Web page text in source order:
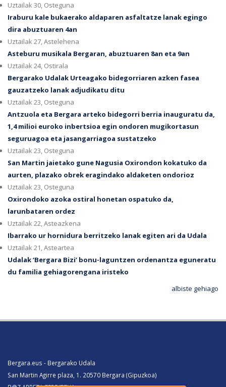
Uztailak 30, Osteguna
Iraburu kale bukaerako aldaparen asfaltatze lanak egingo
dira abuztuaren 4an
Uztailak 27, Astelehena
Asteburu musikala Bergaran, abuztuaren 8an eta 9an
Uztailak 24, Ostirala
Bergarako Udalak Urteagako bidegorriaren azken fasea
gauzatzeko lanak adjudikatu ditu
Uztailak 23, Osteguna
Antzuola eta Bergara arteko bidegorri berria inauguratu da,
1,4 milioi euroko inbertsioa egin ondoren mugikortasun
seguruagoa eta jasangarriagoa sustatzeko
Uztailak 23, Osteguna
San Martin jaietako gune Nagusia Oxirondon kokatuko da
aurten, plazako obrek eragindako aldaketen ondorioz
Uztailak 23, Osteguna
Oxirondoko azoka ostiral honetan ospatuko da,
larunbataren ordez
Uztailak 22, Asteazkena
Ibarrako ur hornidura berritzeko lanak egiten ari da Udala
Uztailak 21, Asteartea
Udalak ‘Bergara Bizi’ bonu-laguntzen ordenantza eguneratu
du familia gehiagorengana iristeko
albiste gehiago
Bergara.eus - Bergarako Udala
San Martin Agirre plaza, 1. 20570 Bergara (Gipuzkoa)